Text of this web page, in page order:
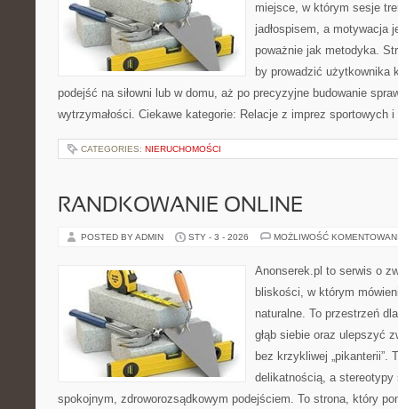
miejsce, w którym sesje
jadłospisem, a motywacja
poważnie jak metodyka.
by prowadzić użytkownika
podejść na siłowni lub w domu, aż po precyzyjne budowanie
wytrzymałości. Ciekawe kategorie: Relacje z imprez sportowych
CATEGORIES: NIERUCHOMOŚCI
RANDKOWANIE ONLINE
POSTED BY ADMIN STY - 3 - 2026 MOŻLIWOŚĆ
Anonserek.pl to serwis o
bliskości, w którym
naturalne. To przestrzeń
głąb siebie oraz ulepszyć
bez krzykliwej „pikanterii”.
delikatnością, a stereotypy
spokojnym, zdroworozsądkowym podejściem. To strona, który